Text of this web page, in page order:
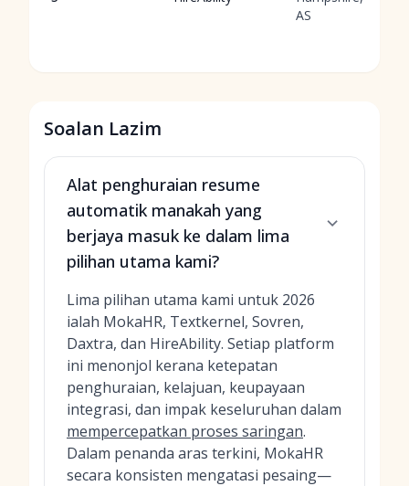
AS
Soalan Lazim
Alat penghuraian resume
automatik manakah yang
berjaya masuk ke dalam lima
pilihan utama kami?
Lima pilihan utama kami untuk 2026
ialah MokaHR, Textkernel, Sovren,
Daxtra, dan HireAbility. Setiap platform
ini menonjol kerana ketepatan
penghuraian, kelajuan, keupayaan
integrasi, dan impak keseluruhan dalam
mempercepatkan proses saringan.
Dalam penanda aras terkini, MokaHR
secara konsisten mengatasi pesaing—